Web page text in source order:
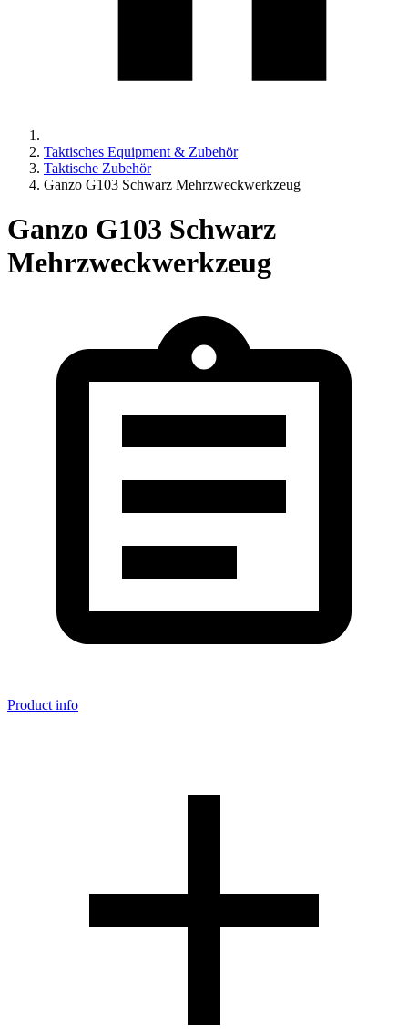
Taktisches Equipment & Zubehör
Taktische Zubehör
Ganzo G103 Schwarz Mehrzweckwerkzeug
Ganzo G103 Schwarz
Mehrzweckwerkzeug
Product info